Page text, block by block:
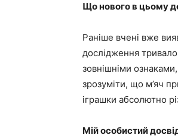
Що нового в цьому
Раніше вчені вже
дослідження
зовнішніми
зрозуміти, що м’яч
іграшки абсолютно
Мій особистий